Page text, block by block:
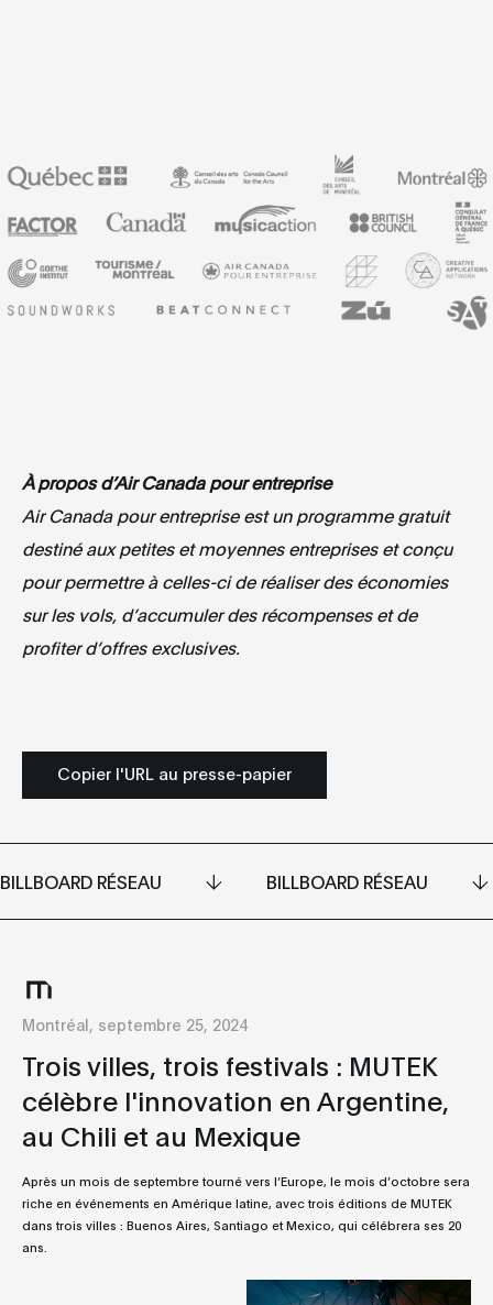
À propos d’Air Canada pour entreprise
Air Canada pour entreprise est un programme gratuit
destiné aux petites et moyennes entreprises et conçu
pour permettre à celles-ci de réaliser des économies
sur les vols, d’accumuler des récompenses et de
profiter d’offres exclusives.
Copier l'URL au presse-papier
BILLBOARD RÉSEAU BILLBOARD RÉSEAU
Montréal, septembre 25, 2024
Trois villes, trois festivals : MUTEK
célèbre l'innovation en Argentine,
au Chili et au Mexique
Après un mois de septembre tourné vers l’Europe, le mois d’octobre sera
riche en événements en Amérique latine, avec trois éditions de MUTEK
dans trois villes : Buenos Aires, Santiago et Mexico, qui célébrera ses 20
ans.